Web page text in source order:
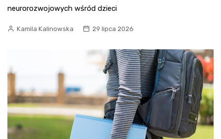
neurorozwojowych wśród dzieci
Kamila Kalinowska 29 lipca 2026